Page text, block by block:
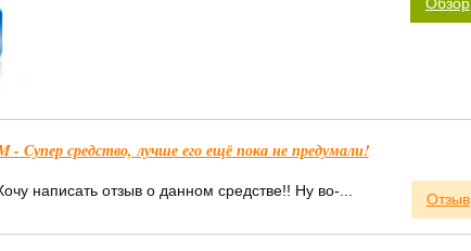
- Супер средство, лучше его ещё пока не предумали!
написать отзыв о данном средстве!! Ну во-... Отзыв